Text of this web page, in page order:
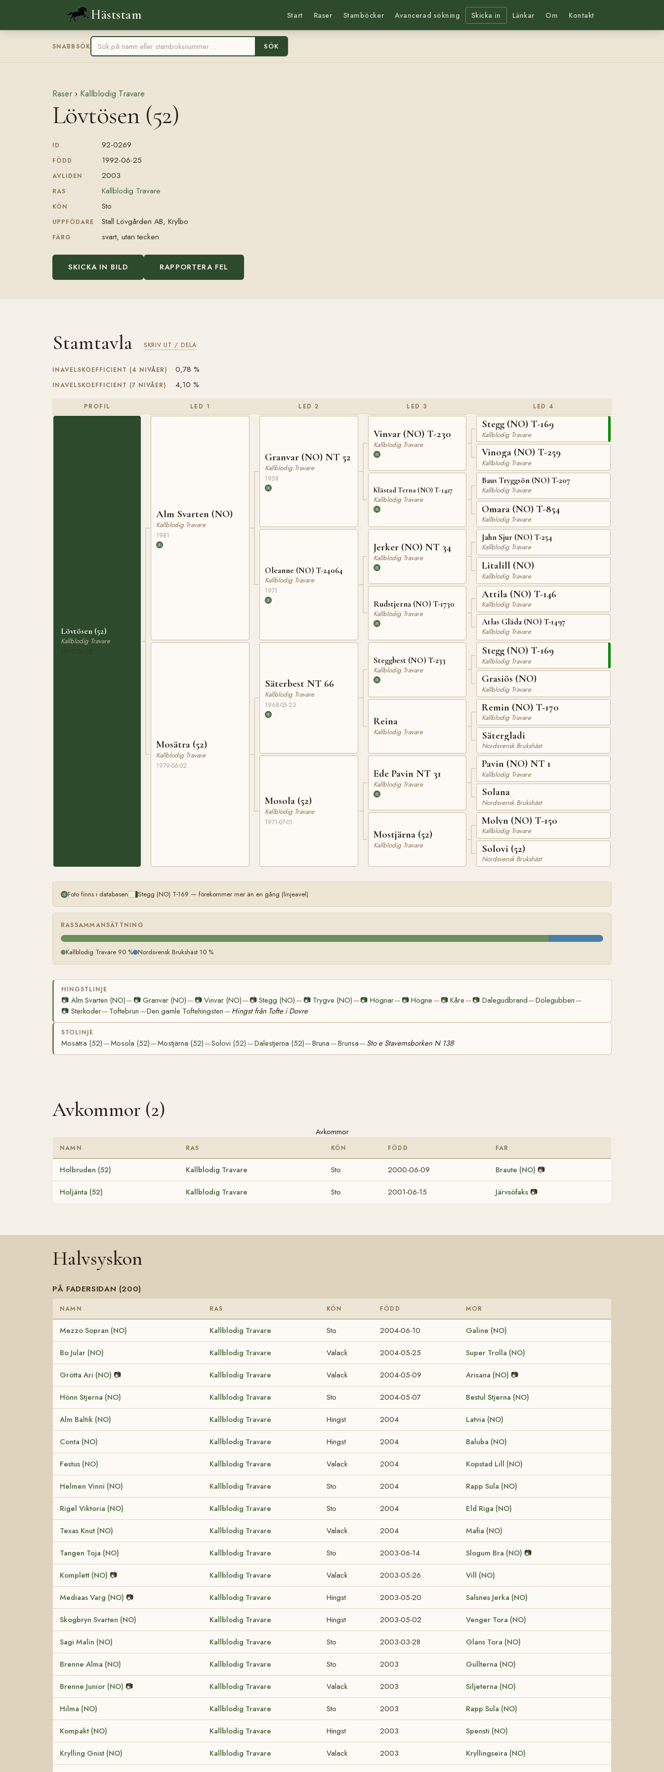
Häststam Start Raser Stamböcker Avancerad sökning Skicka in Länkar Om Kontakt
SNABBSÖK SÖK
Raser › Kallblodig Travare
Lövtösen (52)
ID 92-0269
FÖDD 1992-06-25
AVLIDEN 2003
RAS Kallblodig Travare
KÖN Sto
UPPFÖDARE Stall Lövgården AB, Krylbo
FÄRG svart, utan tecken
SKICKA IN BILD RAPPORTERA FEL
Stamtavla SKRIV UT / DELA
INAVELSKOEFFICIENT (4 NIVÅER) 0,78 %
INAVELSKOEFFICIENT (7 NIVÅER) 4,10 %
PROFIL
Lövtösen (52)
Kallblodig Travare
LED 1
Alm Svarten (NO)
Kallblodig Travare
1981
Mosätra (52)
Kallblodig Travare
1979-06-02
LED 2
Granvar (NO) NT 52
Kallblodig Travare
1958
Oleanne (NO) T-24064
Kallblodig Travare
1971
Säterbest NT 66
Kallblodig Travare
1968-05-23
Mosola (52)
Kallblodig Travare
1971-07-01
LED 3
Vinvar (NO) T-230
Kallblodig Travare
Klästad Terna (NO) T-1427
Kallblodig Travare
Jerker (NO) NT 34
Kallblodig Travare
Rudstjerna (NO) T-1730
Kallblodig Travare
Steggbest (NO) T-233
Kallblodig Travare
Reina
Kallblodig Travare
Ede Pavin NT 31
Kallblodig Travare
Mostjärna (52)
Kallblodig Travare
LED 4
Stegg (NO) T-169
Kallblodig Travare
Vinoga (NO) T-259
Kallblodig Travare
Baus Tryggsön (NO) T-207
Kallblodig Travare
Omara (NO) T-854
Kallblodig Travare
Jahn Sjur (NO) T-254
Kallblodig Travare
Litalill (NO)
Kallblodig Travare
Attila (NO) T-146
Kallblodig Travare
Atlas Gläda (NO) T-1497
Kallblodig Travare
Stegg (NO) T-169
Kallblodig Travare
Grasiös (NO)
Kallblodig Travare
Remin (NO) T-170
Kallblodig Travare
Sätergladi
Nordsvensk Brukshäst
Pavin (NO) NT 1
Kallblodig Travare
Solana
Nordsvensk Brukshäst
Molyn (NO) T-150
Kallblodig Travare
Solovi (52)
Nordsvensk Brukshäst
Foto finns i databasen Stegg (NO) T-169 — förekommer mer än en gång (linjeavel)
RASSAMMANSÄTTNING
Kallblodig Travare 90 % Nordsvensk Brukshäst 10 %
HINGSTLINJE
📷 Alm Svarten (NO)— 📷Granvar (NO) — 📷 Vinvar (NO)— 📷 Stegg (NO) — 📷 Trygve (NO) —📷 Högnar— 📷Högne — 📷Kåre —📷 Dalegudbrand—Dölegubben —
📷 Sterkoder— Toftebrun —Den gamle Toftehingsten — Hingst från Tofte i Dovre
STOLINJE
Mosätra (52) —Mosola (52)—Mostjärna (52) —Solovi (52) —Dalestjerna (52)—Bruna —Brunsa— Sto e Stavemsborken N 138
Avkommor (2)
Avkommor
NAMN RAS KÖN FÖDD FAR
Holbruden (52) Kallblodig Travare Sto 2000-06-09 Braute (NO) 📷
Holjänta (52) Kallblodig Travare Sto 2001-06-15 Järvsöfaks 📷
Halvsyskon
PÅ FADERSIDAN (200)
NAMN RAS KÖN FÖDD MOR
Mezzo Sopran (NO) Kallblodig Travare Sto 2004-06-10 Galine (NO)
Bo Jular (NO) Kallblodig Travare Valack 2004-05-25 Super Trolla (NO)
Grötta Ari (NO) 📷 Kallblodig Travare Valack 2004-05-09 Arisana (NO) 📷
Hönn Stjerna (NO) Kallblodig Travare Sto 2004-05-07 Bestul Stjerna (NO)
Alm Baltik (NO) Kallblodig Travare Hingst 2004 Latvia (NO)
Conta (NO) Kallblodig Travare Hingst 2004 Baluba (NO)
Festus (NO) Kallblodig Travare Valack 2004 Kopstad Lill (NO)
Helmen Vinni (NO) Kallblodig Travare Sto 2004 Rapp Sula (NO)
Rigel Viktoria (NO) Kallblodig Travare Sto 2004 Eld Riga (NO)
Texas Knut (NO) Kallblodig Travare Valack 2004 Mafia (NO)
Tangen Toja (NO) Kallblodig Travare Sto 2003-06-14 Slogum Bra (NO) 📷
Komplett (NO) 📷 Kallblodig Travare Valack 2003-05-26 Vill (NO)
Mediaas Varg (NO) 📷 Kallblodig Travare Hingst 2003-05-20 Salsnes Jerka (NO)
Skogbryn Svarten (NO) Kallblodig Travare Hingst 2003-05-02 Venger Tora (NO)
Sagi Malin (NO) Kallblodig Travare Sto 2003-03-28 Glans Tora (NO)
Brenne Alma (NO) Kallblodig Travare Sto 2003 Gullterna (NO)
Brenne Junior (NO) 📷 Kallblodig Travare Valack 2003 Siljeterna (NO)
Hilma (NO) Kallblodig Travare Sto 2003 Rapp Sula (NO)
Kompakt (NO) Kallblodig Travare Hingst 2003 Spensti (NO)
Krylling Gnist (NO) Kallblodig Travare Valack 2003 Kryllingseira (NO)